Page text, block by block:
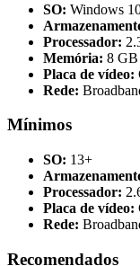
SO: Windows
Processador:
Memória: 8 GB
Placa de vídeo:
Rede:
Mínimos
SO: 13+
Processador:
Placa de vídeo:
Rede:
Recomendados